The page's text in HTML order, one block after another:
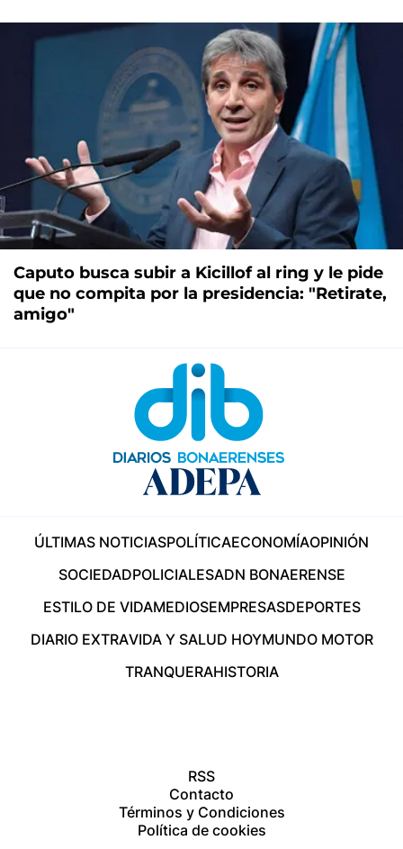
Caputo busca subir a Kicillof al ring y le pide
que no compita por la presidencia: "Retirate,
amigo"
ÚLTIMAS NOTICIASPOLÍTICAECONOMÍAOPINIÓN
SOCIEDADPOLICIALESADN BONAERENSE
ESTILO DE VIDAMEDIOSEMPRESASDEPORTES
DIARIO EXTRAVIDA Y SALUD HOYMUNDO MOTOR
TRANQUERAHISTORIA
RSS
Contacto
Términos y Condiciones
Política de cookies